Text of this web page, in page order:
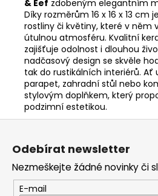
& Eef zdobeným elegantním
Díky rozměrům 16 x 16 x 13 cm
rostliny či květiny, které v něm
útulnou atmosféru. Kvalitní
zajišťuje odolnost i dlouhou
nadčasový design se skvěle
tak do rustikálních interiérů. Ať
parapet, zahradní stůl nebo
stylovým doplňkem, který
podzimní estetikou.
Odebírat newsletter
Nezmeškejte žádné novinky či
E-mail